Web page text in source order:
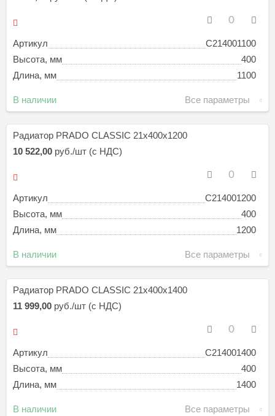
Артикул
C214001100
Высота, мм
400
Длина, мм
1100
В наличии Все параметры
Радиатор PRADO CLASSIC 21х400х1200
Артикул
C214001200
Высота, мм
400
Длина, мм
1200
10 522,00 руб./шт (с НДС)
В наличии Все параметры
Радиатор PRADO CLASSIC 21х400х1400
Артикул
C214001400
Высота, мм
400
Длина, мм
1400
11 999,00 руб./шт (с НДС)
В наличии Все параметры